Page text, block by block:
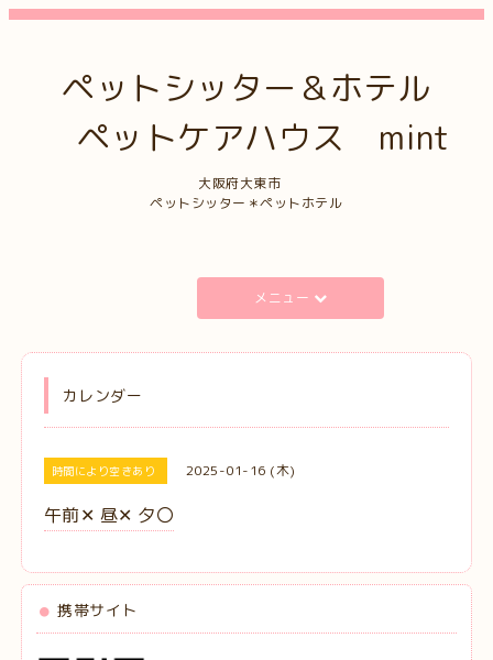
ペットシッター＆ホテル
ペットケアハウス mint
大阪府大東市
ペットシッター＊ペットホテル
メニュー
カレンダー
時間により空きあり 2025-01-16 (木)
午前‪✕‬ 昼‪✕‬ 夕〇
携帯サイト